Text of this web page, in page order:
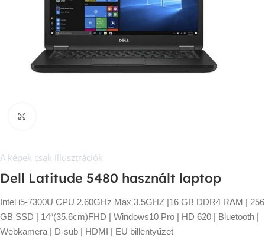
A képek csak illusztrációk
Dell Latitude 5480 használt laptop
Intel i5-7300U CPU 2.60GHz Max 3.5GHZ |16 GB DDR4 RAM | 256
GB SSD | 14″(35.6cm)FHD | Windows10 Pro | HD 620 | Bluetooth |
Webkamera | D-sub | HDMI | EU billentyűzet